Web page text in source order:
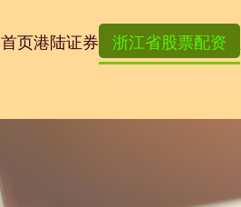
首页港陆证券 浙江省股票配资